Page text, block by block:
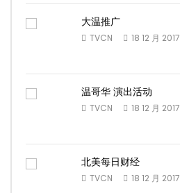
大温推广
TVCN 18 12 月 2017
温哥华 演出活动
TVCN 18 12 月 2017
北美每日财经
TVCN 18 12 月 2017